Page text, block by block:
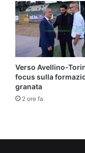
Verso Avellino-
focus sulla
granata
2 ore fa